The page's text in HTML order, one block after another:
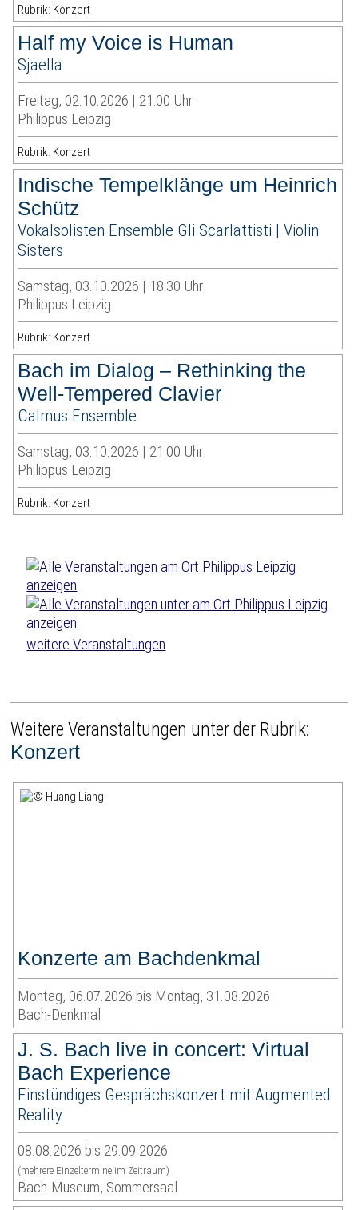
Rubrik: Konzert
Half my Voice is Human
Sjaella
Freitag, 02.10.2026 | 21:00 Uhr
Philippus Leipzig
Rubrik: Konzert
Indische Tempelklänge um Heinrich
Schütz
Vokalsolisten Ensemble Gli Scarlattisti | Violin
Sisters
Samstag, 03.10.2026 | 18:30 Uhr
Philippus Leipzig
Rubrik: Konzert
Bach im Dialog – Rethinking the
Well-Tempered Clavier
Calmus Ensemble
Samstag, 03.10.2026 | 21:00 Uhr
Philippus Leipzig
Rubrik: Konzert
weitere Veranstaltungen
Weitere Veranstaltungen unter der Rubrik:
Konzert
Konzerte am Bachdenkmal
Montag, 06.07.2026 bis Montag, 31.08.2026
Bach-Denkmal
J. S. Bach live in concert: Virtual
Bach Experience
Einstündiges Gesprächskonzert mit Augmented
Reality
08.08.2026 bis 29.09.2026
(mehrere Einzeltermine im Zeitraum)
Bach-Museum, Sommersaal